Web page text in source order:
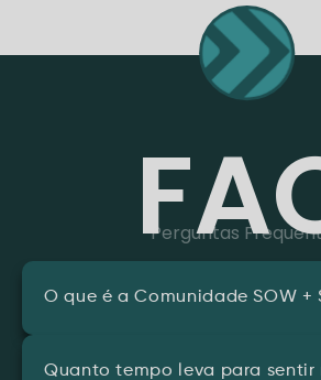
Perguntas
O que é a Comunidade SOW +
Quanto tempo leva para sentir